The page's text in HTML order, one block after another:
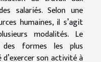
salariés. Selon une
humaines, il s’agit
modalités. Le
des formes les plus
son activité à